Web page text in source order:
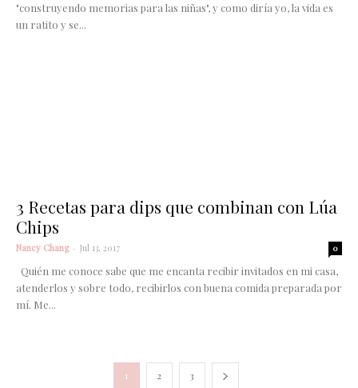
"construyendo memorias para las niñas", y como diría yo, la vida es
un ratito y se...
3 Recetas para dips que combinan con Lúa
Chips
Nancy Chang - Jul 13, 2017 0
Quién me conoce sabe que me encanta recibir invitados en mi casa,
atenderlos y sobre todo, recibirlos con buena comida preparada por
mí. Me...
1 2 3